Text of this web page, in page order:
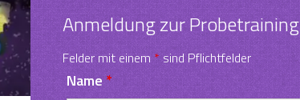
Anmeldung zur Probetraining
Felder mit einem*sind Pflichtfelder
Name*